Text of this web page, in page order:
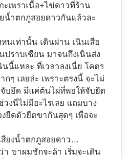
ะเพราเนื้อ+ไข่ดาวที่ร้าน
น้ำตกภูสอยดาวกันแล้วละ
นเท่านั้น เดินผ่าน เนินเสือ
ปราบเซียน มาจนถึงเนินส่ง
นี้แหละ ที่เวลาลงเนี่ย โคตร
กๆ เลยล่ะ เพราะตรงนี้ จะไม่
บยึด มีแค่ต้นไผ่ที่พอให้จับยึด
งนี่ไม่มีอะไรเลย แถมบาง
ยืดตัวยืดขากันสุดๆ เพื่อจะ
สียงน้ำตกภูสอยดาว…
า ขาผมชักจะล้า เริ่มจะเดิน